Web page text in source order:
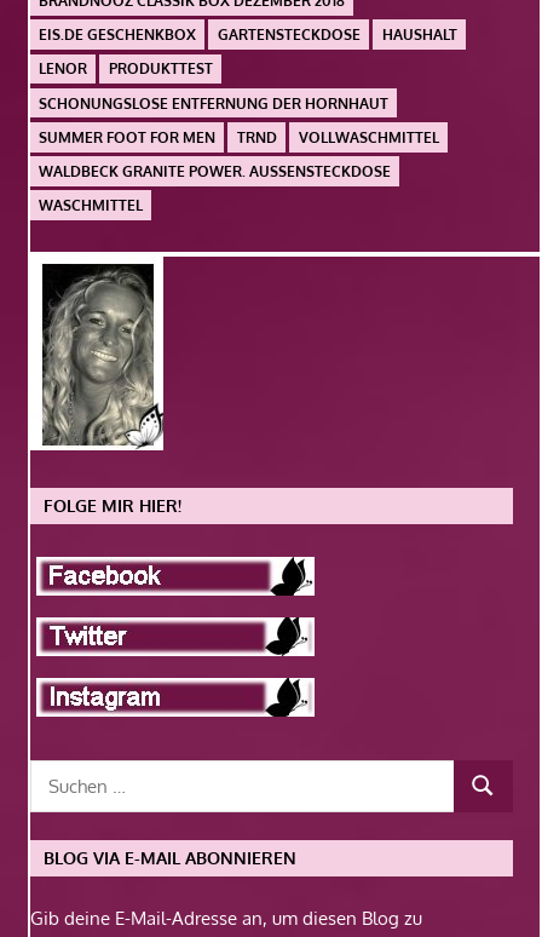
EIS.DE GESCHENKBOX
GARTENSTECKDOSE
HAUSHALT
LENOR
PRODUKTTEST
SCHONUNGSLOSE ENTFERNUNG DER HORNHAUT
SUMMER FOOT FOR MEN
TRND
VOLLWASCHMITTEL
WALDBECK GRANITE POWER. AUSSENSTECKDOSE
WASCHMITTEL
FOLGE MIR HIER!
BLOG VIA E-MAIL ABONNIEREN
Gib deine E-Mail-Adresse an, um diesen Blog zu